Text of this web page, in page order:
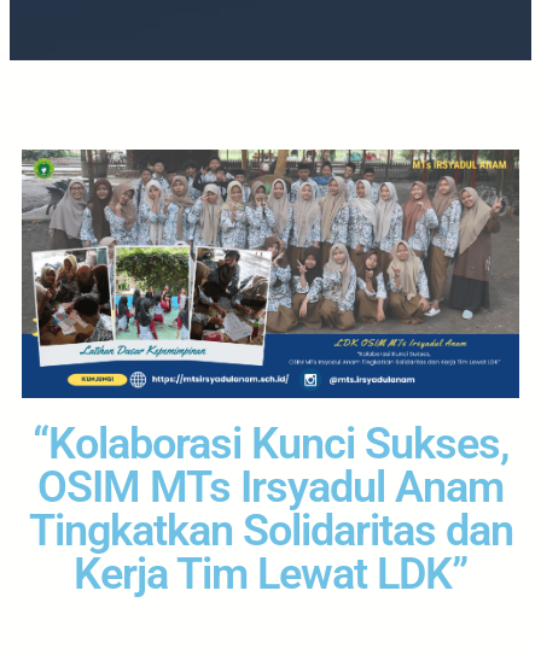
“Kolaborasi Kunci Sukses,
OSIM MTs Irsyadul Anam
Tingkatkan Solidaritas dan
Kerja Tim Lewat LDK”